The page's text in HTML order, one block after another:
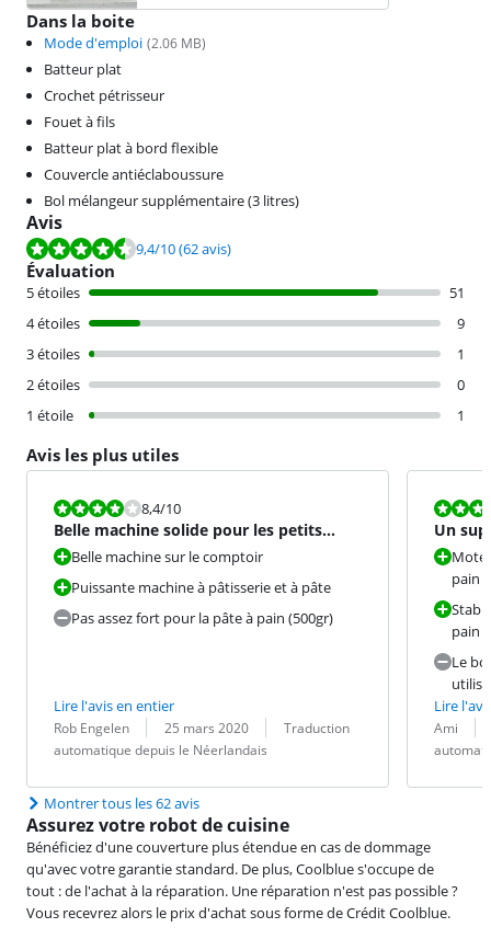
Dans la boite
Mode d'emploi (2.06 MB)
Batteur plat
Crochet pétrisseur
Fouet à fils
Batteur plat à bord flexible
Couvercle antiéclaboussure
Bol mélangeur supplémentaire (3 litres)
Avis
La note est de 9,4 sur 10, basée sur 62 avis.
9,4/10(62 avis)
Évaluation
5 étoiles
51
4 étoiles
9
3 étoiles
1
2 étoiles
0
1 étoile
1
Avis les plus utiles
La note est 8,4 sur 10.
8,4/10
Belle machine solide pour les petits
gâteaux
Belle machine sur le comptoir
Puissante machine à pâtisserie et à pâte
Pas assez fort pour la pâte à pain (500gr)
Lire l'avis en entier
Évaluation par :
Rob Engelen
Date : 25 mars 2020
Traduction :
Traduction
automatique depuis le Néerlandais
La note est
Un
pain
pain
Le
Lire
Évaluation
Ami
Date :
Traduction :
Montrer tous les 62 avis
Assurez votre robot de cuisine
Bénéficiez d'une couverture plus étendue en cas de dommage
qu'avec votre garantie standard. De plus, Coolblue s'occupe de
tout : de l'achat à la réparation. Une réparation n'est pas possible ?
Vous recevrez alors le prix d'achat sous forme de Crédit Coolblue.